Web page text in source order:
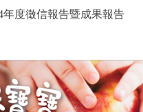
年度徵信報告暨成果報告